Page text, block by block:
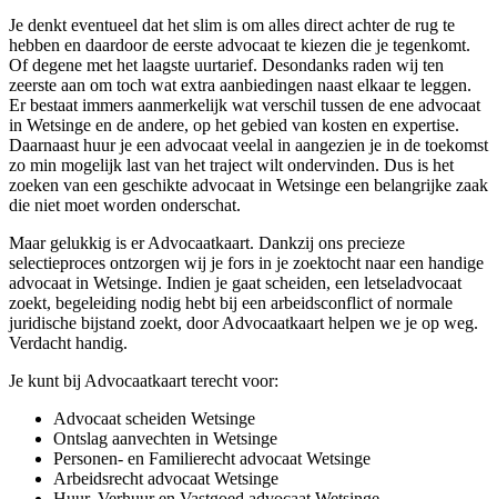
Je denkt eventueel dat het slim is om alles direct achter de rug te
hebben en daardoor de eerste advocaat te kiezen die je tegenkomt.
Of degene met het laagste uurtarief. Desondanks raden wij ten
zeerste aan om toch wat extra aanbiedingen naast elkaar te leggen.
Er bestaat immers aanmerkelijk wat verschil tussen de ene advocaat
in Wetsinge en de andere, op het gebied van kosten en expertise.
Daarnaast huur je een advocaat veelal in aangezien je in de toekomst
zo min mogelijk last van het traject wilt ondervinden. Dus is het
zoeken van een geschikte advocaat in Wetsinge een belangrijke zaak
die niet moet worden onderschat.
Maar gelukkig is er Advocaatkaart. Dankzij ons precieze
selectieproces ontzorgen wij je fors in je zoektocht naar een handige
advocaat in Wetsinge. Indien je gaat scheiden, een letseladvocaat
zoekt, begeleiding nodig hebt bij een arbeidsconflict of normale
juridische bijstand zoekt, door Advocaatkaart helpen we je op weg.
Verdacht handig.
Je kunt bij Advocaatkaart terecht voor:
Advocaat scheiden Wetsinge
Ontslag aanvechten in Wetsinge
Personen- en Familierecht advocaat Wetsinge
Arbeidsrecht advocaat Wetsinge